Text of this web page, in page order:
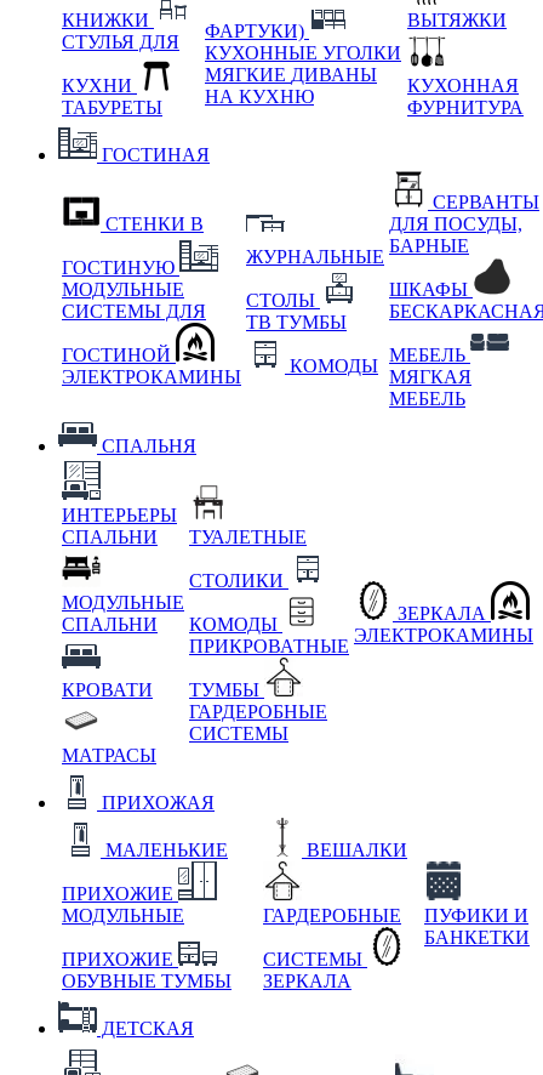
КНИЖКИ
СТУЛЬЯ ДЛЯ
КУХНИ
ТАБУРЕТЫ
ФАРТУКИ)
КУХОННЫЕ УГОЛКИ
МЯГКИЕ ДИВАНЫ
НА КУХНЮ
ВЫТЯЖКИ
КУХОННАЯ
ФУРНИТУРА
ГОСТИНАЯ
СТЕНКИ В
ГОСТИНУЮ
МОДУЛЬНЫЕ
СИСТЕМЫ ДЛЯ
ГОСТИНОЙ
ЭЛЕКТРОКАМИНЫ
ЖУРНАЛЬНЫЕ
СТОЛЫ
ТВ ТУМБЫ
КОМОДЫ
СЕРВАНТЫ
ДЛЯ ПОСУДЫ,
БАРНЫЕ
ШКАФЫ
МЕБЕЛЬ
МЯГКАЯ
МЕБЕЛЬ
СПАЛЬНЯ
ИНТЕРЬЕРЫ
СПАЛЬНИ
МОДУЛЬНЫЕ
СПАЛЬНИ
КРОВАТИ
МАТРАСЫ
ТУАЛЕТНЫЕ
СТОЛИКИ
КОМОДЫ
ПРИКРОВАТНЫЕ
ТУМБЫ
ГАРДЕРОБНЫЕ
СИСТЕМЫ
ЗЕРКАЛА
ЭЛЕКТРОКАМИНЫ
ПРИХОЖАЯ
МАЛЕНЬКИЕ
ПРИХОЖИЕ
МОДУЛЬНЫЕ
ПРИХОЖИЕ
ОБУВНЫЕ ТУМБЫ
ВЕШАЛКИ
ГАРДЕРОБНЫЕ
СИСТЕМЫ
ЗЕРКАЛА
ПУФИКИ И
БАНКЕТКИ
ДЕТСКАЯ